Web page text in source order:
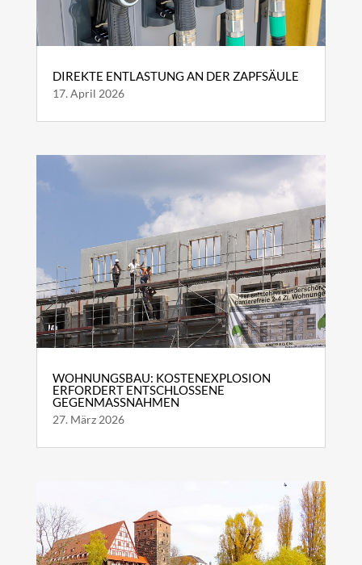
DIREKTE ENTLASTUNG AN DER ZAPFSÄULE
17. April 2026
WOHNUNGSBAU: KOSTENEXPLOSION
ERFORDERT ENTSCHLOSSENE
GEGENMASSNAHMEN
27. März 2026